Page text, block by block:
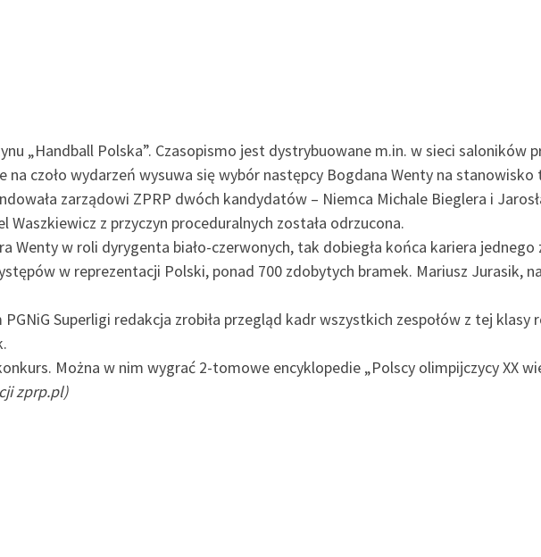
„Handball Polska”. Czasopismo jest dystrybuowane m.in. w sieci saloników
na czoło wydarzeń wysuwa się wybór następcy Bogdana Wenty na
zarządowi ZPRP dwóch kandydatów – Niemca Michale Bieglera i
Waszkiewicz z przyczyn proceduralnych została odrzucona.
Wenty w roli dyrygenta biało-czerwonych, tak dobiegła końca kariera
w reprezentacji Polski, ponad 700 zdobytych bramek. Mariusz Jurasik,
Superligi redakcja zrobiła przegląd kadr wszystkich zespołów z tej
Można w nim wygrać 2-tomowe encyklopedie „Polscy olimpijczycy XX
zprp.pl)